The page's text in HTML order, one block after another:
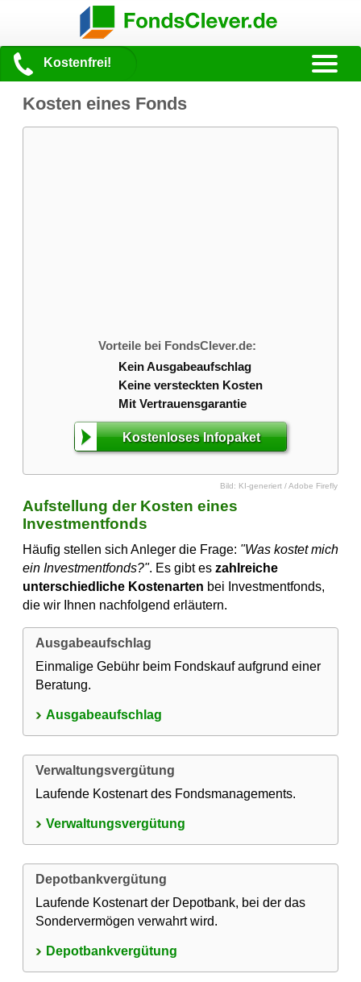
Kostenfrei!
Kosten eines Fonds
Bild: KI-generiert / Adobe Firefly
Vorteile bei FondsClever.de:
Kein Ausgabeaufschlag
Keine versteckten Kosten
Mit Vertrauensgarantie
Kostenloses Infopaket
Aufstellung der Kosten eines
Investmentfonds
Häufig stellen sich Anleger die Frage: "Was kostet mich
ein Investmentfonds?". Es gibt es zahlreiche
unterschiedliche Kostenarten bei Investmentfonds,
die wir Ihnen nachfolgend erläutern.
Ausgabeaufschlag
Einmalige Gebühr beim Fondskauf aufgrund einer
Beratung.
Ausgabeaufschlag
Verwaltungsvergütung
Laufende Kostenart des Fondsmanagements.
Verwaltungsvergütung
Depotbankvergütung
Laufende Kostenart der Depotbank, bei der das
Sondervermögen verwahrt wird.
Depotbankvergütung